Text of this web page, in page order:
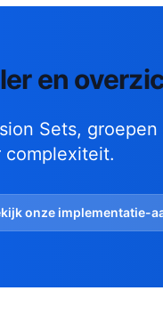
en
Sets,
complexiteit.
onze implementatie-